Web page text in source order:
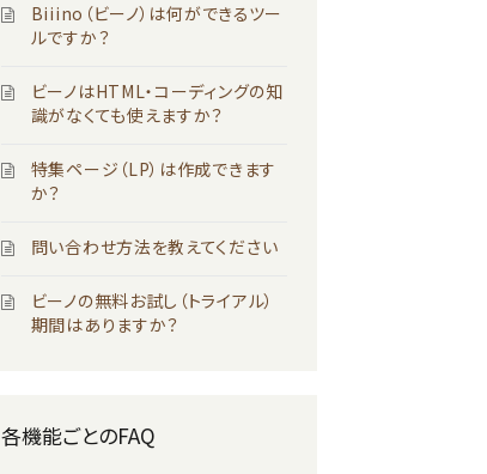
Biiino（ビーノ）は何ができるツー
ルですか？
ビーノはHTML・コーディングの知
識がなくても使えますか？
特集ページ（LP）は作成できます
か？
問い合わせ方法を教えてください
ビーノの無料お試し（トライアル）
期間はありますか？
各機能ごとのFAQ